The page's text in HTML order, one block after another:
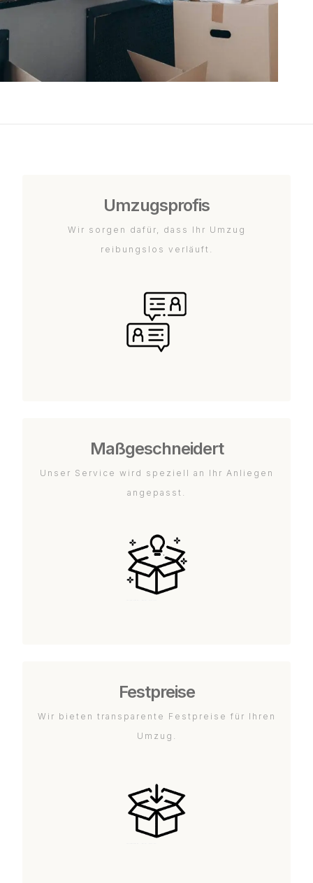
Umzugsprofis
Wir sorgen dafür, dass Ihr Umzug
reibungslos verläuft.
Maßgeschneidert
Unser Service wird speziell an Ihr Anliegen
angepasst.
Festpreise
Wir bieten transparente Festpreise für Ihren
Umzug.